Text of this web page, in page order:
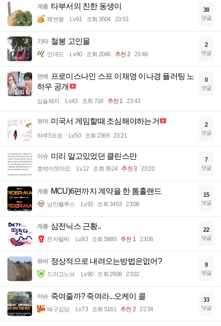
계층 타부서의 친한 동생이
쾌변왕 Lv.91 조회 3504 23:53
38
댓글
기타 철봉 고인물
언데드 Lv.90 조회 2046 추천 2 23:48
2
댓글
연예 프로미스나인 스프 이채영 이나경 플러팅 노
하우 공개
입술돼지 Lv.43 조회 718 추천 1 23:43
0
댓글
유머 미국서 게임할때 조심해야하는거
하루5프로 Lv.50 조회 2368 23:21
2
댓글
이슈 미리 알고있었던 클린스만
호박이쪼아요 Lv.12 조회 3624 추천 3 23:20
7
댓글
계층 MCU)6편까지 계약을 한 톰홀랜드
낭만블루스 Lv.91 조회 3453 23:08
15
댓글
계층 삼전닉스 근황..
전자팔찌 Lv.93 조회 5880 추천 1 23:06
22
댓글
유머 정상적으로 내려오는방법은없어?
드라고노브 Lv.90 조회 2908 23:02
9
댓글
이슈 죽여줄까? 죽여라...오케이 콜
왜구김당 Lv.73 조회 5161 추천 2 22:34
33
댓글